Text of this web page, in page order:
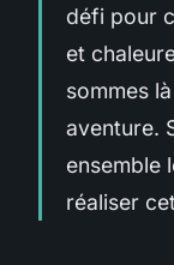
défi pour
et
sommes
aventure.
ensemble
réaliser